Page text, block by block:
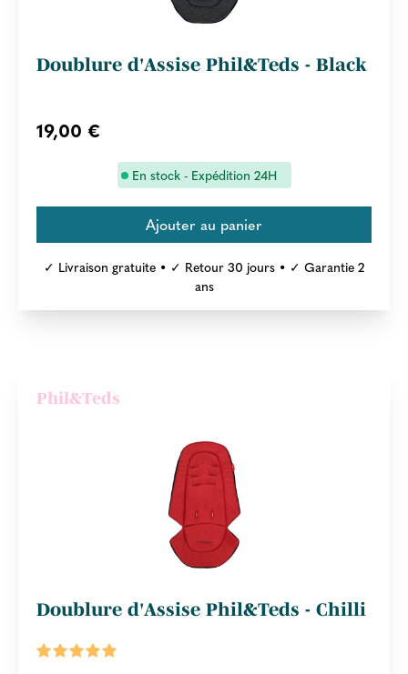
Doublure d'Assise Phil&Teds - Black
19,00 €
En stock - Expédition 24H
✓ Livraison gratuite • ✓ Retour 30 jours • ✓ Garantie 2
ans
Phil&Teds
Doublure d'Assise Phil&Teds - Chilli